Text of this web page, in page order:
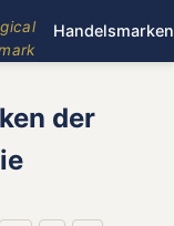
Handelsmarken
der